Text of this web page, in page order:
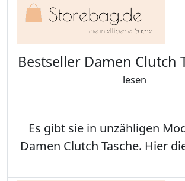
Bestseller Damen Clutch
lesen
Es gibt sie in unzähligen
Damen Clutch Tasche. Hier